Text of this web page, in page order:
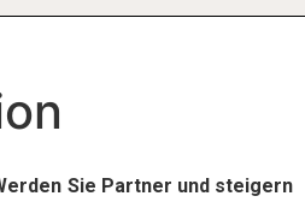
Sie Partner und steigern